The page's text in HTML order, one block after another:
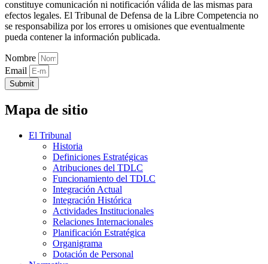
constituye comunicación ni notificación válida de las mismas para
efectos legales. El Tribunal de Defensa de la Libre Competencia no
se responsabiliza por los errores u omisiones que eventualmente
pueda contener la información publicada.
Nombre
Email
Submit
Mapa de sitio
El Tribunal
Historia
Definiciones Estratégicas
Atribuciones del TDLC
Funcionamiento del TDLC
Integración Actual
Integración Histórica
Actividades Institucionales
Relaciones Internacionales
Planificación Estratégica
Organigrama
Dotación de Personal